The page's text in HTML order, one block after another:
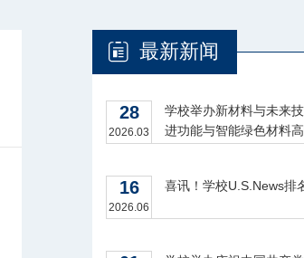
最新新闻
28
2026.03
学校举办新材料与未来
进功能与智能绿色材料
16
2026.06
喜讯！学校U.S.News排